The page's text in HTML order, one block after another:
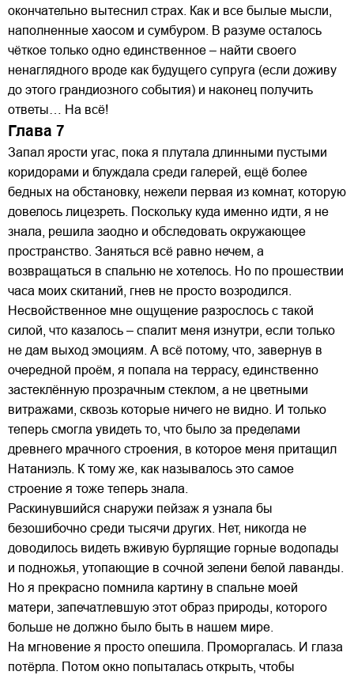
окончательно вытеснил страх. Как и все былые мысли,
наполненные хаосом и сумбуром. В разуме осталось
чёткое только одно единственное – найти своего
ненаглядного вроде как будущего супруга (если доживу
до этого грандиозного события) и наконец получить
ответы… На всё!
Глава 7
Запал ярости угас, пока я плутала длинными пустыми
коридорами и блуждала среди галерей, ещё более
бедных на обстановку, нежели первая из комнат, которую
довелось лицезреть. Поскольку куда именно идти, я не
знала, решила заодно и обследовать окружающее
пространство. Заняться всё равно нечем, а
возвращаться в спальню не хотелось. Но по прошествии
часа моих скитаний, гнев не просто возродился.
Несвойственное мне ощущение разрослось с такой
силой, что казалось – спалит меня изнутри, если только
не дам выход эмоциям. А всё потому, что, завернув в
очередной проём, я попала на террасу, единственно
застеклённую прозрачным стеклом, а не цветными
витражами, сквозь которые ничего не видно. И только
теперь смогла увидеть то, что было за пределами
древнего мрачного строения, в которое меня притащил
Натаниэль. К тому же, как называлось это самое
строение я тоже теперь знала.
Раскинувшийся снаружи пейзаж я узнала бы
безошибочно среди тысячи других. Нет, никогда не
доводилось видеть вживую бурлящие горные водопады
и подножья, утопающие в сочной зелени белой лаванды.
Но я прекрасно помнила картину в спальне моей
матери, запечатлевшую этот образ природы, которого
больше не должно было быть в нашем мире.
На мгновение я просто опешила. Проморгалась. И глаза
потёрла. Потом окно попыталась открыть, чтобы